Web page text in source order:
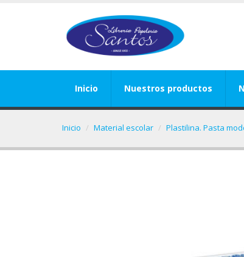
Inicio Nuestros productos
Inicio Material escolar Plastilina. Pasta